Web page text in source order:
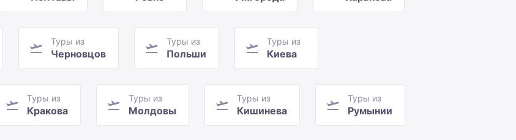
Туры из
Черновцов
Туры из
Польши
Туры из
Киева
Туры из
Кракова
Туры из
Молдовы
Туры из
Кишинева
Туры из
Румынии